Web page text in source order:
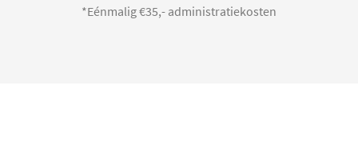
*Eénmalig €35,- administratiekosten